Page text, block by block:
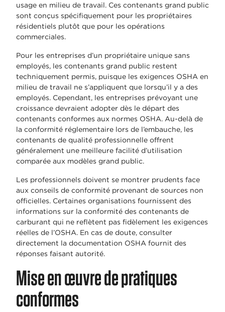
usage en milieu de travail. Ces contenants grand public
sont conçus spécifiquement pour les propriétaires
résidentiels plutôt que pour les opérations
commerciales.
Pour les entreprises d’un propriétaire unique sans
employés, les contenants grand public restent
techniquement permis, puisque les exigences OSHA en
milieu de travail ne s’appliquent que lorsqu’il y a des
employés. Cependant, les entreprises prévoyant une
croissance devraient adopter dès le départ des
contenants conformes aux normes OSHA. Au-delà de
la conformité réglementaire lors de l’embauche, les
contenants de qualité professionnelle offrent
généralement une meilleure facilité d’utilisation
comparée aux modèles grand public.
Les professionnels doivent se montrer prudents face
aux conseils de conformité provenant de sources non
officielles. Certaines organisations fournissent des
informations sur la conformité des contenants de
carburant qui ne reflètent pas fidèlement les exigences
réelles de l’OSHA. En cas de doute, consulter
directement la documentation OSHA fournit des
réponses faisant autorité.
Mise en œuvre de pratiques
conformes